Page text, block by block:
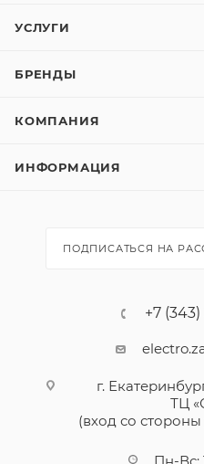
УСЛУГИ
БРЕНДЫ
КОМПАНИЯ
ИНФОРМАЦИЯ
ПОДПИСАТЬСЯ НА
+7
г.
ТЦ
(вход со